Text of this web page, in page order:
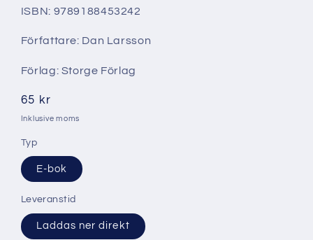
ISBN: 9789188453242
Författare: Dan Larsson
Förlag: Storge Förlag
Ordinarie
pris
65 kr
Inklusive moms
Typ
E-bok
Leveranstid
Laddas ner direkt